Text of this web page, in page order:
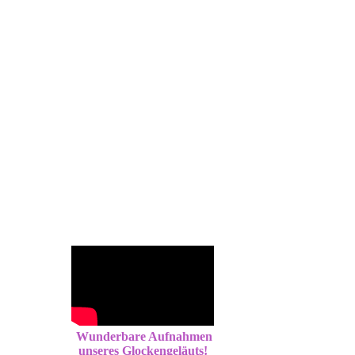
Wunderbare Aufnahmen
unseres Glockengeläuts!